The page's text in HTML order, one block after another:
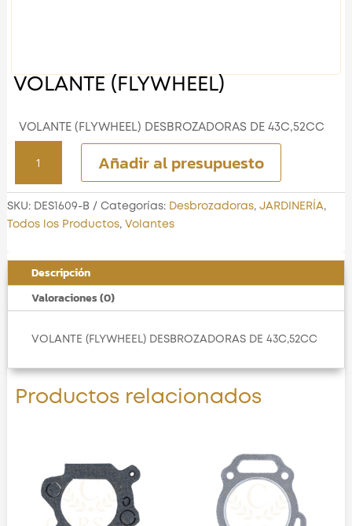
VOLANTE (FLYWHEEL)
VOLANTE (FLYWHEEL) DESBROZADORAS DE 43C,52CC
(FLYWHEEL)
cantidad
Añadir al presupuesto
SKU: DES1609-B Categorías: Desbrozadoras, JARDINERÍA,
Todos los Productos, Volantes
Descripción
Valoraciones (0)
VOLANTE (FLYWHEEL) DESBROZADORAS DE 43C,52CC
Productos relacionados